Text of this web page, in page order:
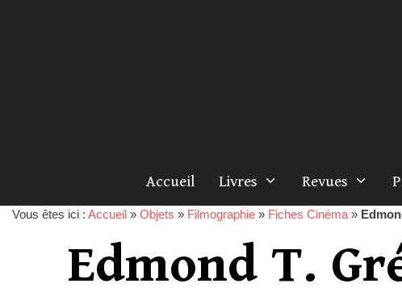
Accueil Livres Revues
Vous êtes ici : Accueil » Objets » Filmographie » Fiches Cinéma »
Edmond T.